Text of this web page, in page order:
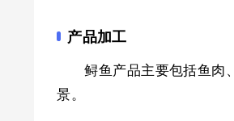
产品加工
鲟鱼产品主要包括鱼肉
景。